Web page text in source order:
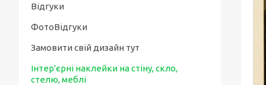
Відгуки
ФотоВідгуки
Замовити свій дизайн тут
Інтер'єрні наклейки на стіну, скло,
стелю, меблі